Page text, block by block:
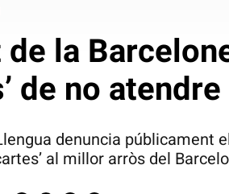
la
de no
denuncia públicament
al millor arròs del